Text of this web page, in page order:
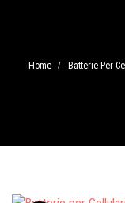
Home / Batterie Per